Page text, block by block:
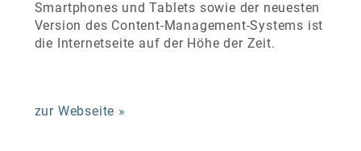
Smartphones und Tablets sowie der neuesten
Version des Content-Management-Systems ist
die Internetseite auf der Höhe der Zeit.
zur Webseite »